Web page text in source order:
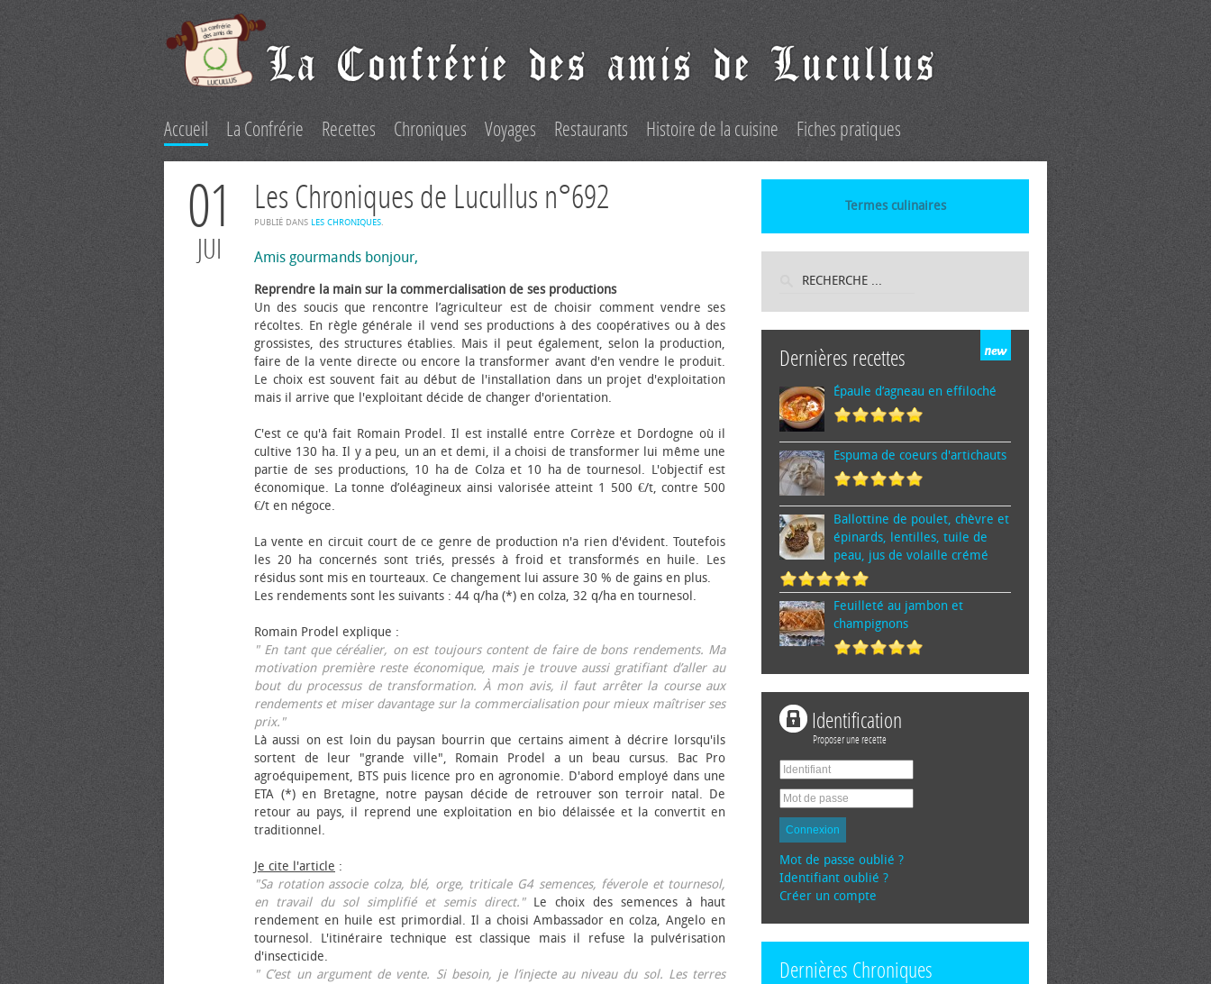
Accueil La Confrérie Recettes Chroniques Voyages Restaurants Histoire de la cuisine Fiches pratiques
01
JUI
Les Chroniques de Lucullus n°692
PUBLIÉ DANS LES CHRONIQUES.
Amis gourmands bonjour,
Reprendre la main sur la commercialisation de ses productions
Un des soucis que rencontre l’agriculteur est de choisir comment vendre ses
récoltes. En règle générale il vend ses productions à des coopératives ou à des
grossistes, des structures établies. Mais il peut également, selon la production,
faire de la vente directe ou encore la transformer avant d'en vendre le produit.
Le choix est souvent fait au début de l'installation dans un projet d'exploitation
mais il arrive que l'exploitant décide de changer d'orientation.
C'est ce qu'à fait Romain Prodel. Il est installé entre Corrèze et Dordogne où il
cultive 130 ha. Il y a peu, un an et demi, il a choisi de transformer lui même une
partie de ses productions, 10 ha de Colza et 10 ha de tournesol. L'objectif est
économique. La tonne d’oléagineux ainsi valorisée atteint 1 500 €/t, contre 500
€/t en négoce.
La vente en circuit court de ce genre de production n'a rien d'évident. Toutefois
les 20 ha concernés sont triés, pressés à froid et transformés en huile. Les
résidus sont mis en tourteaux. Ce changement lui assure 30 % de gains en plus.
Les rendements sont les suivants : 44 q/ha (*) en colza, 32 q/ha en tournesol.
Romain Prodel explique :
" En tant que céréalier, on est toujours content de faire de bons rendements. Ma
motivation première reste économique, mais je trouve aussi gratifiant d’aller au
bout du processus de transformation. À mon avis, il faut arrêter la course aux
rendements et miser davantage sur la commercialisation pour mieux maîtriser ses
prix."
Là aussi on est loin du paysan bourrin que certains aiment à décrire lorsqu'ils
sortent de leur "grande ville", Romain Prodel a un beau cursus. Bac Pro
agroéquipement, BTS puis licence pro en agronomie. D'abord employé dans une
ETA (*) en Bretagne, notre paysan décide de retrouver son terroir natal. De
retour au pays, il reprend une exploitation en bio délaissée et la convertit en
traditionnel.
Je cite l'article :
"Sa rotation associe colza, blé, orge, triticale G4 semences, féverole et tournesol,
en travail du sol simplifié et semis direct."Le choix des semences à haut
rendement en huile est primordial. Il a choisi Ambassador en colza, Angelo en
tournesol. L'itinéraire technique est classique mais il refuse la pulvérisation
d'insecticide.
" C’est un argument de vente. Si besoin, je l’injecte au niveau du sol. Les terres
Termes culinaires
Dernières recettes
Épaule d’agneau en effiloché
Espuma de cœurs d'artichauts
Ballottine de poulet, chèvre et
épinards, lentilles, tuile de
peau, jus de volaille crémé
Feuilleté au jambon et
champignons
Identification
Proposer une recette
Connexion
Mot de passe oublié ?
Identifiant oublié ?
Créer un compte
Dernières Chroniques